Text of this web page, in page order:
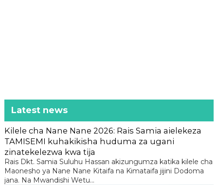
Latest news
Kilele cha Nane Nane 2026: Rais Samia aielekeza
TAMISEMI kuhakikisha huduma za ugani
zinatekelezwa kwa tija
Rais Dkt. Samia Suluhu Hassan akizungumza katika kilele cha
Maonesho ya Nane Nane Kitaifa na Kimataifa jijini Dodoma
jana. Na Mwandishi Wetu...